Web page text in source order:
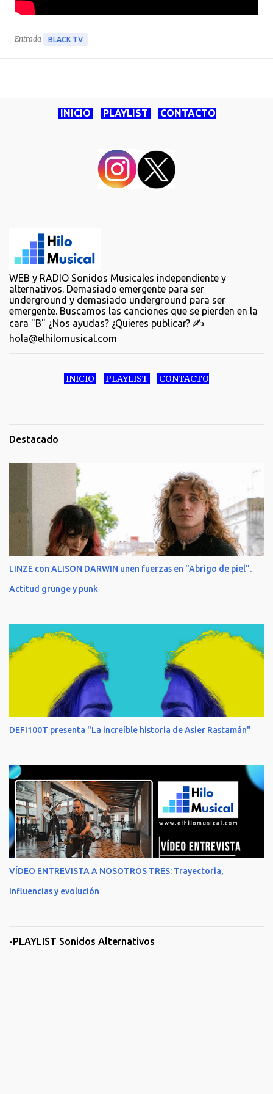
Entrada BLACK TV
INICIO PLAYLIST CONTACTO
WEB y RADIO Sonidos Musicales independiente y
alternativos. Demasiado emergente para ser
underground y demasiado underground para ser
emergente. Buscamos las canciones que se pierden en la
cara "B" ¿Nos ayudas? ¿Quieres publicar? ✍️
hola@elhilomusical.com
INICIO PLAYLIST CONTACTO
Destacado
LINZE con ALISON DARWIN unen fuerzas en "Abrigo de piel".
Actitud grunge y punk
DEFI100T presenta "La increíble historia de Asier Rastamán"
VÍDEO ENTREVISTA A NOSOTROS TRES: Trayectoria,
influencias y evolución
-PLAYLIST Sonidos Alternativos